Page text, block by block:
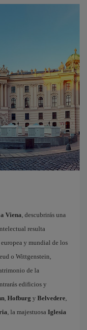
Viena, descubrirás una
resulta
y mundial de los
o Wittgenstein,
de la
edificios y
, Hofburg y Belvedere,
, la majestuosa Iglesia